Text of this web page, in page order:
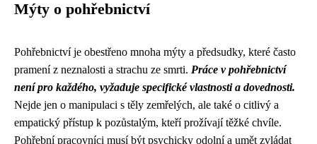
Mýty o pohřebnictví
Pohřebnictví je obestřeno mnoha mýty a předsudky, které často
pramení z neznalosti a strachu ze smrti. Práce v pohřebnictví
není pro každého, vyžaduje specifické vlastnosti a dovednosti.
Nejde jen o manipulaci s těly zemřelých, ale také o citlivý a
empatický přístup k pozůstalým, kteří prožívají těžké chvíle.
Pohřební pracovníci musí být psychicky odolní a umět zvládat